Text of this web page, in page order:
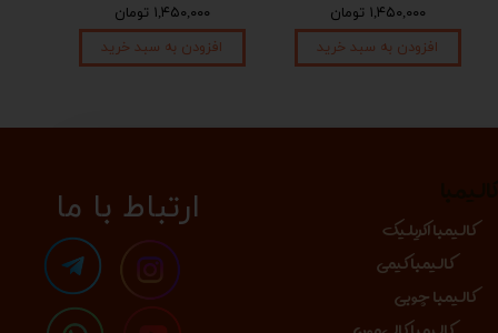
۱,۴۵۰,۰۰۰ تومان
افزودن به سبد خرید
۱,۴۵۰,۰۰۰ تومان
افزودن به سبد خرید
​​​ارتباط با ما
کالیمبا اکریلیک
کالیمبا کیمی
کالیمبا چوبی